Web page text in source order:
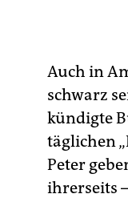
Auch in
schwarz
kündigte
täglichen
Peter
ihrerseits